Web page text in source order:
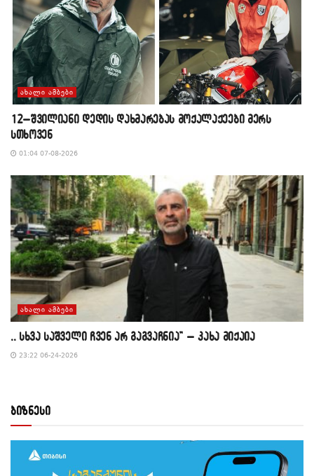
ᲐᲮᲐᲚᲘ ᲐᲛᲑᲔᲑᲘ
12–შვილიანი დედის დახმარებას მოქალაქეები მერს
სთხოვენ
01:04 07-08-2026
ᲐᲮᲐᲚᲘ ᲐᲛᲑᲔᲑᲘ
,, სხვა საშველი ჩვენ არ გაგვაჩნია” – კახა მიქაია
23:22 06-24-2026
ბიზნესი